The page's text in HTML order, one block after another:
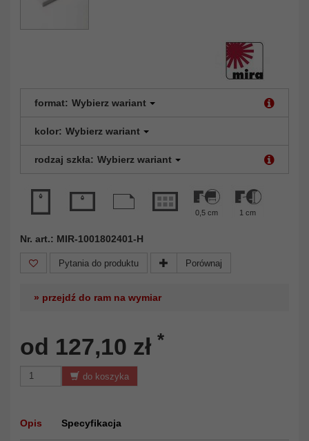
format: Wybierz wariant
kolor: Wybierz wariant
rodzaj szkła: Wybierz wariant
0,5 cm 1 cm
Nr. art.: MIR-1001802401-H
Pytania do produktu Porównaj
» przejdź do ram na wymiar
od 127,10 zł *
do koszyka
Opis Specyfikacja